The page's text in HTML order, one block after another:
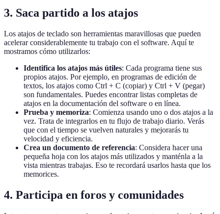
3. Saca partido a los atajos
Los atajos de teclado son herramientas maravillosas que pueden
acelerar considerablemente tu trabajo con el software. Aquí te
mostramos cómo utilizarlos:
Identifica los atajos más útiles: Cada programa tiene sus
propios atajos. Por ejemplo, en programas de edición de
textos, los atajos como Ctrl + C (copiar) y Ctrl + V (pegar)
son fundamentales. Puedes encontrar listas completas de
atajos en la documentación del software o en línea.
Prueba y memoriza: Comienza usando uno o dos atajos a la
vez. Trata de integrarlos en tu flujo de trabajo diario. Verás
que con el tiempo se vuelven naturales y mejorarás tu
velocidad y eficiencia.
Crea un documento de referencia: Considera hacer una
pequeña hoja con los atajos más utilizados y manténla a la
vista mientras trabajas. Eso te recordará usarlos hasta que los
memorices.
4. Participa en foros y comunidades